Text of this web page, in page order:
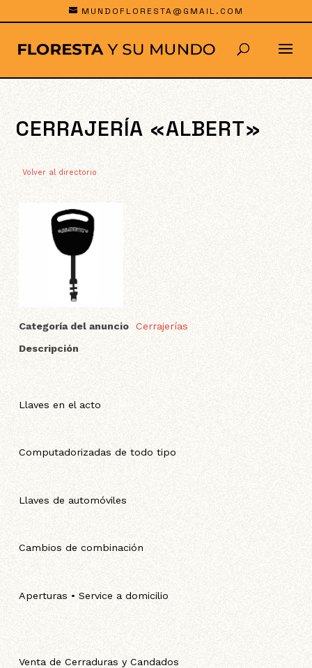
MUNDOFLORESTA@GMAIL.COM
CERRAJERÍA «ALBERT»
Volver al directorio
Categoría del anuncio
Cerrajerías
Descripción
Llaves en el acto
Computadorizadas de todo tipo
Llaves de automóviles
Cambios de combinación
Aperturas • Service a domicilio
Venta de Cerraduras y Candados